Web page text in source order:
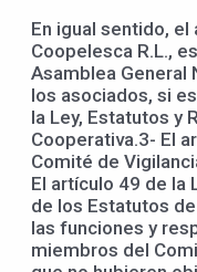
En igual sentido,
Coopelesca R.L.,
Asamblea General
los asociados, si
la Ley, Estatutos y
Cooperativa.3- El
Comité de
El artículo 49 de la
de los Estatutos
las funciones y
miembros del